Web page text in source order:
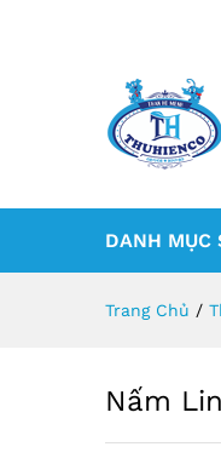
DANH MỤC
Trang Chủ /
Nấm